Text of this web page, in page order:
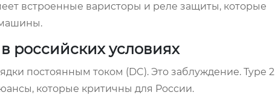
встроенные варисторы и реле защиты, которые
машины.
российских условиях
постоянным током (DC). Это заблуждение. Type 2
которые критичны для России.